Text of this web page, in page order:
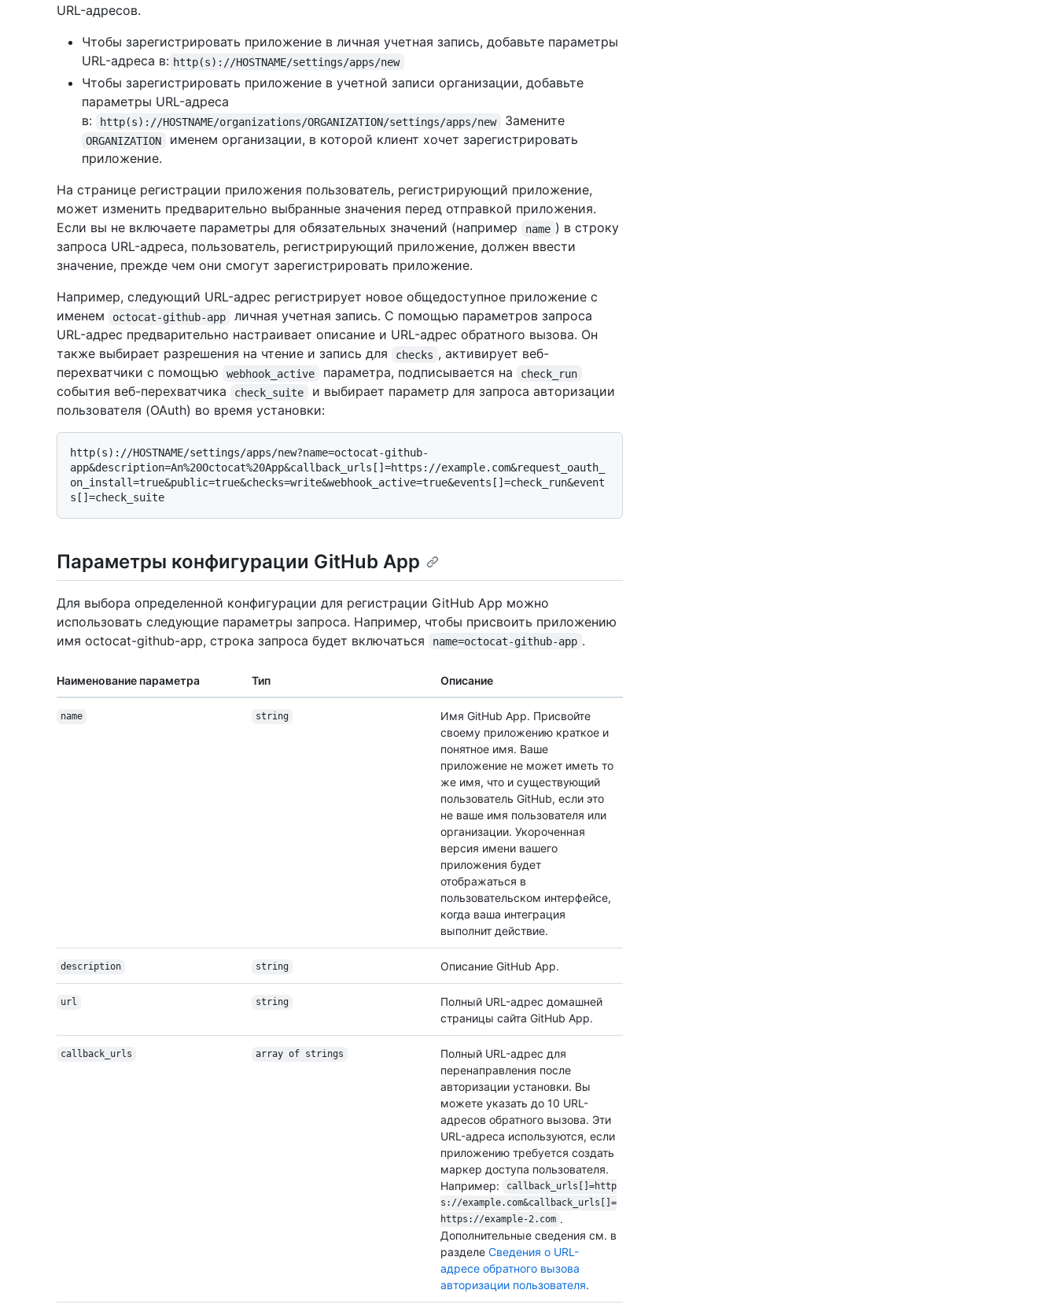
URL-адресов.
Чтобы зарегистрировать приложение в личная учетная запись, добавьте параметры
URL-адреса в: http(s)://HOSTNAME/settings/apps/new
Чтобы зарегистрировать приложение в учетной записи организации, добавьте
параметры URL-адреса
в:
http(s)://HOSTNAME/organizations/ORGANIZATION/settings/apps/new Замените
ORGANIZATION
именем организации, в которой клиент хочет зарегистрировать
приложение.
На странице регистрации приложения пользователь, регистрирующий приложение,
может изменить предварительно выбранные значения перед отправкой приложения.
Если вы не включаете параметры для обязательных значений (например
name ) в строку
запроса URL-адреса, пользователь, регистрирующий приложение, должен ввести
значение, прежде чем они смогут зарегистрировать приложение.
Например, следующий URL-адрес регистрирует новое общедоступное приложение с
именем
octocat-github-app
личная учетная запись. С помощью параметров запроса
URL-адрес предварительно настраивает описание и URL-адрес обратного вызова. Он
также выбирает разрешения на чтение и запись для
checks , активирует веб-
перехватчики с помощью
webhook_active параметра, подписывается на check_run
события веб-перехватчика check_suite
и выбирает параметр для запроса авторизации
пользователя (OAuth) во время установки:
http(s)://HOSTNAME/settings/apps/new?name=octocat-github-
app&description=An%20Octocat%20App&callback_urls[]=https://example.com&request_oauth_
on_install=true&public=true&checks=write&webhook_active=true&events[]=check_run&event
Параметры конфигурации GitHub App
Для выбора определенной конфигурации для регистрации GitHub App можно
использовать следующие параметры запроса. Например, чтобы присвоить приложению
имя octocat-github-app, строка запроса будет включаться
name=octocat-github-app .
Наименование параметра Тип Описание
name string
Имя GitHub App. Присвойте
своему приложению краткое и
понятное имя. Ваше
приложение не может иметь то
же имя, что и существующий
пользователь GitHub, если это
не ваше имя пользователя или
организации. Укороченная
версия имени вашего
приложения будет
отображаться в
пользовательском интерфейсе,
когда ваша интеграция
выполнит действие.
description string Описание GitHub App.
url string
Полный URL-адрес домашней
страницы сайта GitHub App.
callback_urls array of strings
Полный URL-адрес для
перенаправления после
авторизации установки. Вы
можете указать до 10 URL-
адресов обратного вызова. Эти
URL-адреса используются, если
приложению требуется создать
маркер доступа пользователя.
Например:
callback_urls[]=http
s://example.com&callback_urls[]=
https://example-2.com .
Дополнительные сведения см. в
разделе Сведения о URL-
адресе обратного вызова
авторизации пользователя.